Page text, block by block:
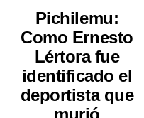
Pichilemu:
Como Ernesto
Lértora fue
identificado el
deportista que
murió